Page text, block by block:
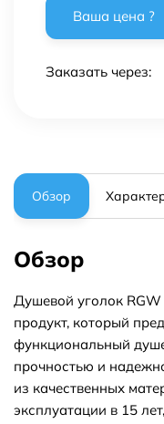
Заказать через:
Обзор
Обзор
Душевой уголок
продукт, который
функциональный
прочностью и
из качественных
эксплуатации в 15